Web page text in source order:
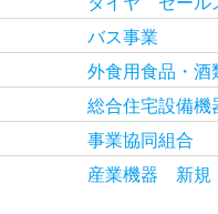
バス事業
外食用食品・酒
総合住宅
事業協
産業機器 新規